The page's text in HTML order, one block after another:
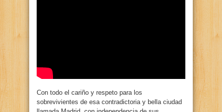
Con todo el cariño y respeto para los
sobrevivientes de esa contradictoria y bella ciudad